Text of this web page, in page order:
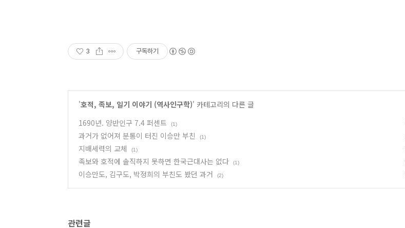
3 구독하기
'호적, 족보, 일기 이야기 (역사인구학)' 카테고리의 다른 글
1690년. 양반인구 7.4 퍼센트
(1)
과거가 없어져 분통이 터진 이승만 부친 (1)
지배세력의 교체 (1)
족보와 호적에 솔직하지 못하면 한국근대사는 없다 (1)
이승만도, 김구도, 박정희의 부친도 봤던 과거 (2)
관련글